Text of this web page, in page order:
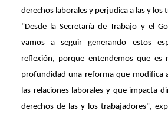
derechos laborales y perjudica a las y los
"Desde la Secretaría de Trabajo y el
vamos a seguir generando estos
reflexión, porque entendemos que es
profundidad una reforma que modifica
las relaciones laborales y que impacta
derechos de las y los trabajadores",